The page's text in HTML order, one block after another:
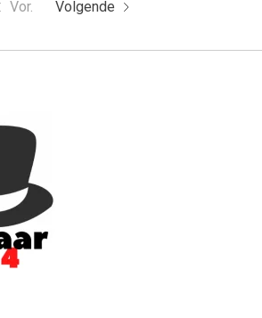
Vor. Volgende